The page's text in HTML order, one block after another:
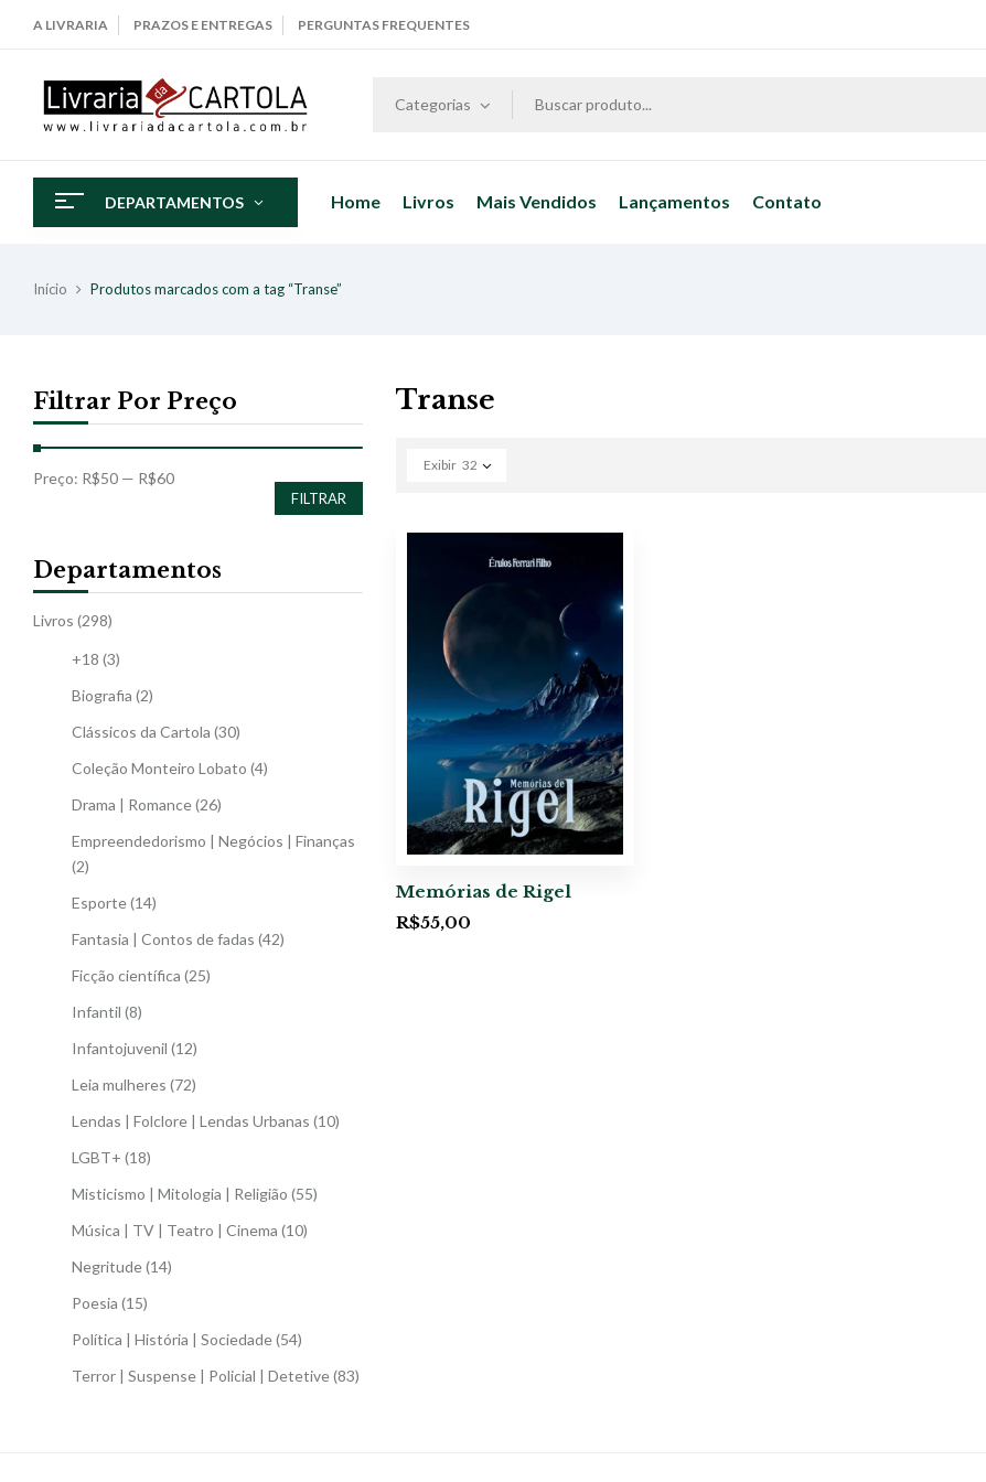
A LIVRARIA PRAZOS E ENTREGAS PERGUNTAS FREQUENTES
Categorias
DEPARTAMENTOS Home Livros Mais Vendidos Lançamentos Contato
Início Produtos marcados com a tag “Transe”
Filtrar Por Preço
FILTRAR
Preço: R$50 — R$60
Departamentos
Livros (298)
+18 (3)
Biografia (2)
Clássicos da Cartola (30)
Coleção Monteiro Lobato (4)
Drama | Romance(26)
Empreendedorismo | Negócios | Finanças
(2)
Esporte(14)
Fantasia | Contos de fadas (42)
Ficção científica (25)
Infantil (8)
Infantojuvenil (12)
Leia mulheres (72)
Lendas | Folclore | Lendas Urbanas (10)
LGBT+ (18)
Misticismo | Mitologia | Religião (55)
Música | TV | Teatro | Cinema (10)
Negritude(14)
Poesia (15)
Política | História | Sociedade(54)
Terror | Suspense | Policial | Detetive(83)
Transe
Exibir 32
Memórias de Rigel
R$55,00